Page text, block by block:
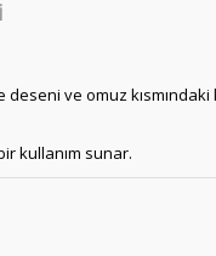
ve omuz
kullanım sunar.